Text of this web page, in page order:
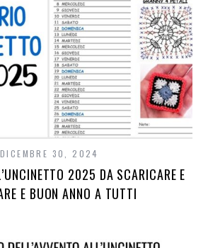
DICEMBRE 30, 2024
2025 DA SCARICARE E
E BUON ANNO A TUTTI